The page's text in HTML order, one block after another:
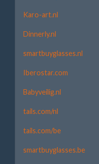
Karo-art.nl
Dinnerly.nl
smartbuyglasses.nl
Iberostar.com
Babyveilig.nl
tails.com/nl
tails.com/be
smartbuyglasses.be